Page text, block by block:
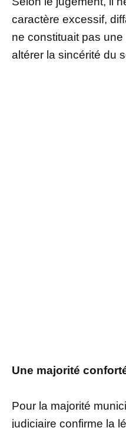
caractère excessif,
ne constituait pas
altérer la sincérité du
Une majorité
Pour la majorité
judiciaire confirme la